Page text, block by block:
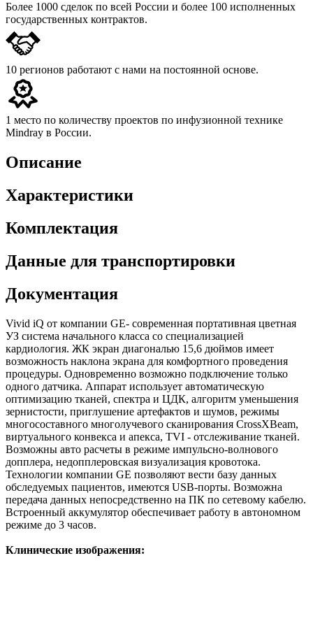
Более 1000 сделок по всей России и более 100 исполненных
государственных контрактов.
10 регионов работают с нами на постоянной основе.
1 место по количеству проектов по инфузионной технике
Mindray в России.
Описание
Характеристики
Комплектация
Данные для транспортировки
Документация
Vivid iQ от компании GE- современная портативная цветная
УЗ система начального класса со специализацией
кардиология. ЖК экран диагональю 15,6 дюймов имеет
возможность наклона экрана для комфортного проведения
процедуры. Одновременно возможно подключение только
одного датчика. Аппарат использует автоматическую
оптимизацию тканей, спектра и ЦДК, алгоритм уменьшения
зернистости, приглушение артефактов и шумов, режимы
многосоставного многолучевого сканирования CrossXBeam,
виртуального конвекса и апекса, TVI - отслеживание тканей.
Возможны авто расчеты в режиме импульсно-волнового
допплера, недопплеровская визуализация кровотока.
Технологии компании GE позволяют вести базу данных
обследуемых пациентов, имеются USB-порты. Возможна
передача данных непосредственно на ПК по сетевому кабелю.
Встроенный аккумулятор обеспечивает работу в автономном
режиме до 3 часов.
Клинические изображения: